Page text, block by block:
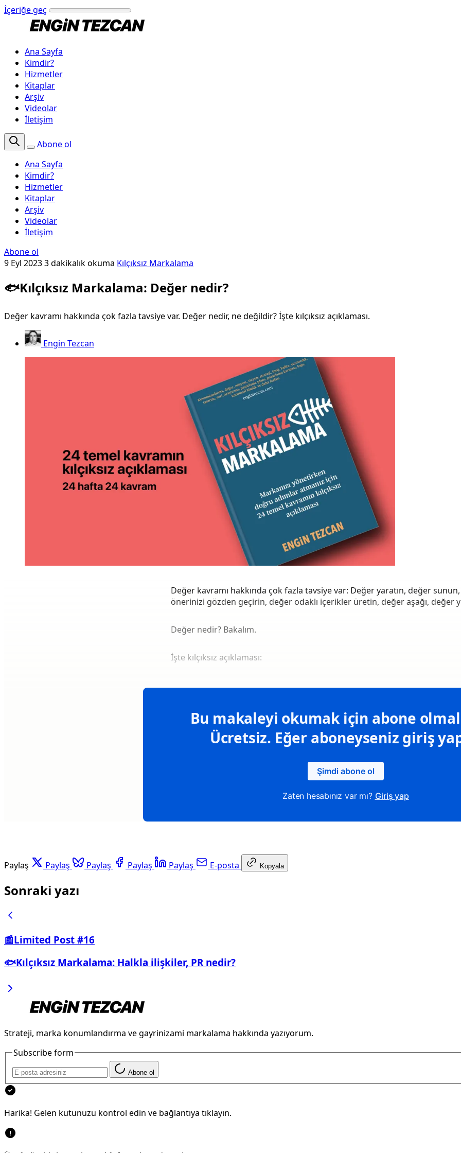
İçeriğe geç
Ana Sayfa
Kimdir?
Hizmetler
Kitaplar
Arşiv
Videolar
İletişim
Abone ol
Ana Sayfa
Kimdir?
Hizmetler
Kitaplar
Arşiv
Videolar
İletişim
Abone ol
9 Eyl 20233 dakikalık okuma Kılçıksız Markalama
🐟Kılçıksız Markalama: Değer nedir?
Değer kavramı hakkında çok fazla tavsiye var. Değer nedir, ne değildir? İşte kılçıksız açıklaması.
Engin Tezcan
Değer kavramı hakkında çok fazla tavsiye var: Değer yaratın, değer
önerinizi gözden geçirin, değer odaklı içerikler üretin, değer aşağı, değer
Değer nedir? Bakalım.
İşte kılçıksız açıklaması:
Bu makaleyi okumak için abone
Ücretsiz. Eğer aboneyseniz giriş
Şimdi abone ol
Zaten hesabınız var mı? Giriş yap
Paylaş Paylaş Paylaş Paylaş Paylaş E-posta Kopyala
Sonraki yazı
📰Limited Post #16
🐟Kılçıksız Markalama: Halkla ilişkiler, PR nedir?
Strateji, marka konumlandırma ve gayrinizami markalama hakkında yazıyorum.
Subscribe form
Abone ol
Harika! Gelen kutunuzu kontrol edin ve bağlantıya tıklayın.